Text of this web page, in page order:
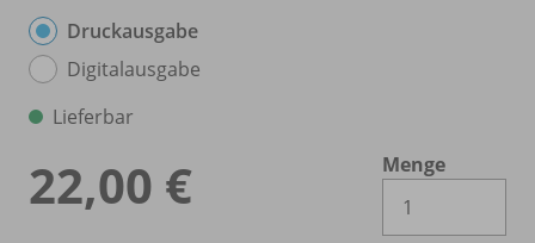
Druckausgabe
Digitalausgabe
Lieferbar
22,00 €
Menge